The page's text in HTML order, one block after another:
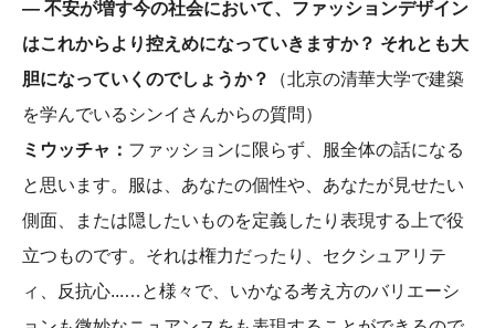
― 不安が増す今の社会において、ファッションデザイン
はこれからより控えめになっていきますか？ それとも大
胆になっていくのでしょうか？
（北京の清華大学で建築
を学んでいるシンイさんからの質問）
ミウッチャ： ファッションに限らず、服全体の話になる
と思います。服は、あなたの個性や、あなたが見せたい
側面、または隠したいものを定義したり表現する上で役
立つものです。それは権力だったり、セクシュアリテ
ィ、反抗心...…と様々で、いかなる考え方のバリエーシ